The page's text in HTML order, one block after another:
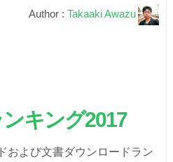
Author : Takaaki Awazu
キング2017
および文書ダウンロードラン